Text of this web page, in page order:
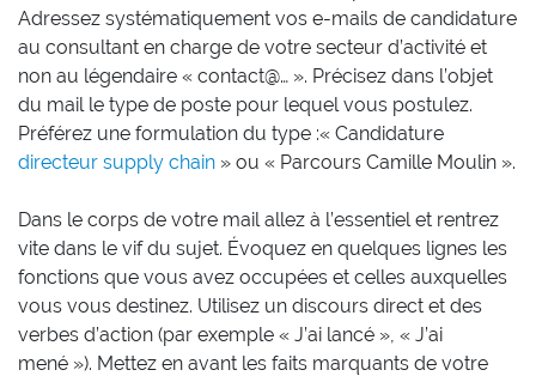
Adressez systématiquement vos e-mails de candidature
au consultant en charge de votre secteur d’activité et
non au légendaire « contact@… ». Précisez dans l’objet
du mail le type de poste pour lequel vous postulez.
Préférez une formulation du type :« Candidature
directeur supply chain » ou « Parcours Camille Moulin ».
Dans le corps de votre mail allez à l’essentiel et rentrez
vite dans le vif du sujet. Évoquez en quelques lignes les
fonctions que vous avez occupées et celles auxquelles
vous vous destinez. Utilisez un discours direct et des
verbes d’action (par exemple « J’ai lancé », « J’ai
mené »). Mettez en avant les faits marquants de votre